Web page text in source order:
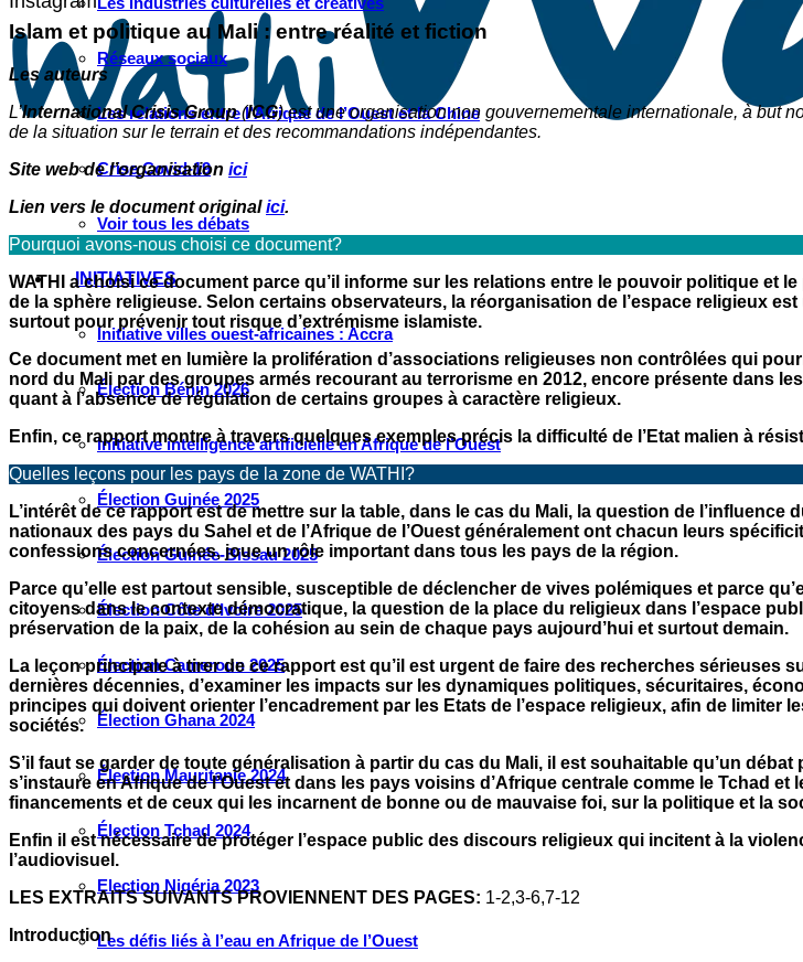
Réseaux sociaux
Les relations entre l’Afrique de l’Ouest et la Chine
Crise Covid-19
Voir tous les débats
INITIATIVES
Initiative villes ouest-africaines : Accra
Élection Bénin 2026
Initiative intelligence artificielle en Afrique de l’Ouest
Élection Guinée 2025
Élection Guinée-Bissau 2025
Élection Côte d’Ivoire 2025
Élection Cameroun 2025
Élection Ghana 2024
Élection Mauritanie 2024
Élection Tchad 2024
Election Nigéria 2023
Les défis liés à l’eau en Afrique de l’Ouest
Islam et politique au Mali : entre réalité et fiction
Les auteurs
L’International Crisis Group(ICG) est une organisation non gouvernementale internationale, à but
de la situation sur le terrain et des recommandations indépendantes.
Site web de l’organisation ici
Lien vers le document originalici.
Pourquoi avons-nous choisi ce document?
WATHI a choisi ce document parce qu’il informe sur les relations entre le pouvoir politique et
de la sphère religieuse. Selon certains observateurs, la réorganisation de l’espace religieux
surtout pour prévenir tout risque d’extrémisme islamiste.
Ce document met en lumière la prolifération d’associations religieuses non contrôlées qui
nord du Mali par des groupes armés recourant au terrorisme en 2012, encore présente dans
quant à l’absence de régulation de certains groupes à caractère religieux.
Enfin, ce rapport montre à travers quelques exemples précis la difficulté de l’Etat malien à
Quelles leçons pour les pays de la zone de WATHI?
L’intérêt de ce rapport est de mettre sur la table, dans le cas du Mali, la question de
nationaux des pays du Sahel et de l’Afrique de l’Ouest généralement ont chacun leurs
confessions concernées, joue un rôle important dans tous les pays de la région.
Parce qu’elle est partout sensible, susceptible de déclencher de vives polémiques et parce
citoyens dans le contexte démocratique, la question de la place du religieux dans l’espace
préservation de la paix, de la cohésion au sein de chaque pays aujourd’hui et surtout demain.
La leçon principale à tirer de ce rapport est qu’il est urgent de faire des recherches
dernières décennies, d’examiner les impacts sur les dynamiques politiques, sécuritaires,
principes qui doivent orienter l’encadrement par les Etats de l’espace religieux, afin de limiter
sociétés.
S’il faut se garder de toute généralisation à partir du cas du Mali, il est souhaitable qu’un
s’instaure en Afrique de l’Ouest et dans les pays voisins d’Afrique centrale comme le Tchad
financements et de ceux qui les incarnent de bonne ou de mauvaise foi, sur la politique et la
Enfin il est nécessaire de protéger l’espace public des discours religieux qui incitent à la
l’audiovisuel.
LES EXTRAITS SUIVANTS PROVIENNENT DES PAGES: 1-2,3-6,7-12
Introduction